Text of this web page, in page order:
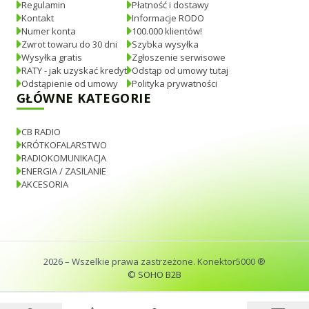
Regulamin
Kontakt
Numer konta
Zwrot towaru do 30 dni
Wysyłka gratis
RATY - jak uzyskać kredyt
Odstąpienie od umowy
Płatność i dostawy
Informacje RODO
100.000 klientów!
Szybka wysyłka
Zgłoszenie serwisowe
Odstąp od umowy tutaj
Polityka prywatności
GŁÓWNE KATEGORIE
CB RADIO
KRÓTKOFALARSTWO
RADIOKOMUNIKACJA
ENERGIA / ZASILANIE
AKCESORIA
2026– Wszelkie prawa zastrzeżone. Konektor5000 ®
© SOHO B2B